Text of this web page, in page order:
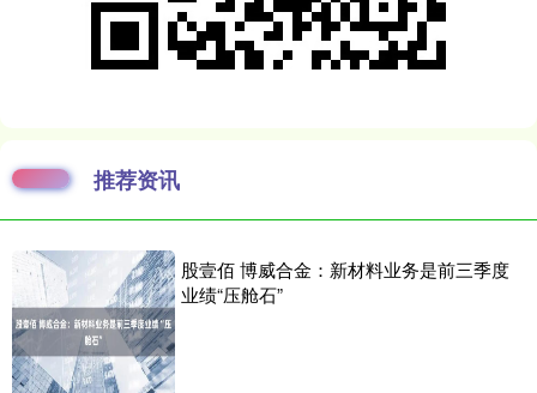
推荐资讯
股壹佰 博威合金：新材料业务是前三季度
业绩“压舱石”